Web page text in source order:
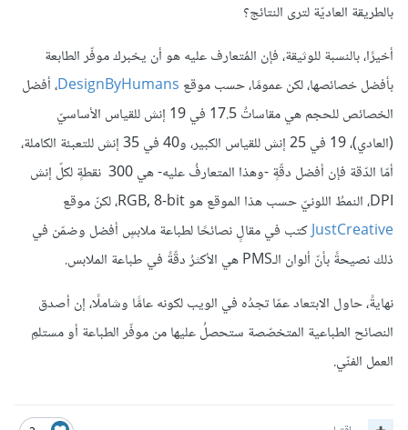
بالطريقة العاديّة لترى النتائج؟
أخيرًا، بالنسبة للوثيقة، فإن المُتعارف عليه هو أن يخبرك موفّر الطابعة
بأفضل خصائصها، لكن عمومًا، حسب موقع DesignByHumans، أفضل
الخصائص للحجم هي مقاساتُ 17.5 في 19 إنش للقياس الأساسيّ
(العادي)، 19 في 25 إنش للقياس الكبير، و40 في 35 إنش للتعبئة الكاملة،
أمّا الدّقة فإن أفضل دقّةٍ -وهذا المتعارفُ عليه- هي 300 نقطةٍ لكلّ إنش
DPI، النمطُ اللونيّ حسب هذا الموقع هو RGB, 8-bit، لكنّ موقع
JustCreativeكتب في مقالٍ نصائحًا لطباعة ملابسٍ أفضل وضمّن في
ذلك نصيحةً بأنّ ألوان الـPMS هي الأكثرُ دقّةً في طباعة الملابس.
نهايةً، حاول الابتعاد عمّا تجدُه في الويب لكونه عامًّا وشاملًا، إن أصدق
النصائح الطباعية المتخصّصة ستحصلُ عليها من موفّر الطباعة أو مستلمِ
العمل الفنّي.